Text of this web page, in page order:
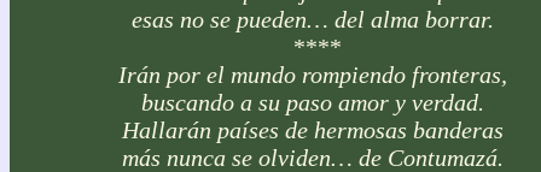
esas no se pueden… del alma borrar.
****
Irán por el mundo rompiendo fronteras,
buscando a su paso amor y verdad.
Hallarán países de hermosas banderas
más nunca se olviden… de Contumazá.